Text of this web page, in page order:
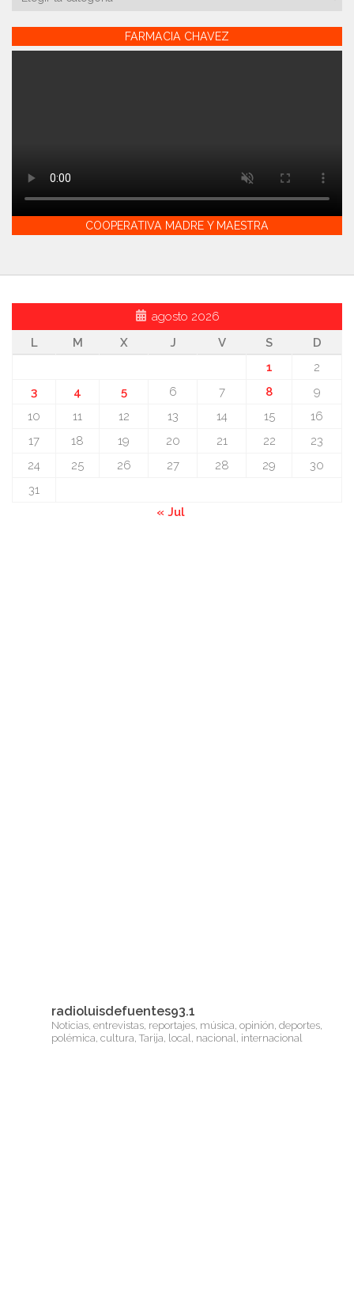
FARMACIA CHAVEZ
COOPERATIVA MADRE Y MAESTRA
agosto 2026
L
M X J V S
D
1
2
3
4 5 6 7 8
9
10
11 12 13 14 15
16
17
18 19 20 21 22
23
24
25 26 27 28 29
30
31
« Jul
radioluisdefuentes93.1
Noticias, entrevistas, reportajes, música, opinión, deportes,
polémica, cultura, Tarija, local, nacional, internacional